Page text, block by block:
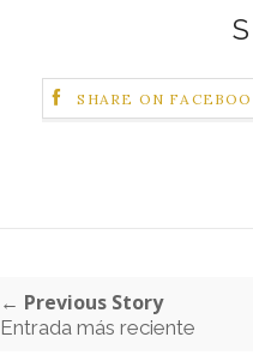
SHARE ON
← Previous Story
Entrada más reciente